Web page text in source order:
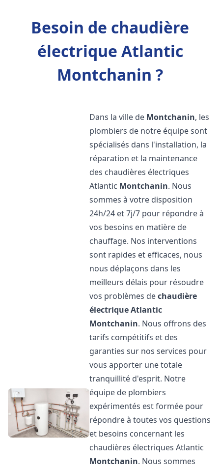
Besoin de chaudière
électrique Atlantic
Montchanin ?
Dans la ville de Montchanin, les
plombiers de notre équipe sont
spécialisés dans l'installation, la
réparation et la maintenance
des chaudières électriques
Atlantic Montchanin. Nous
sommes à votre disposition
24h/24 et 7j/7 pour répondre à
vos besoins en matière de
chauffage. Nos interventions
sont rapides et efficaces, nous
nous déplaçons dans les
meilleurs délais pour résoudre
vos problèmes dechaudière
électrique Atlantic
Montchanin. Nous offrons des
tarifs compétitifs et des
garanties sur nos services pour
vous apporter une totale
tranquillité d'esprit. Notre
équipe de plombiers
expérimentés est formée pour
répondre à toutes vos questions
et besoins concernant les
chaudières électriques Atlantic
Montchanin. Nous sommes